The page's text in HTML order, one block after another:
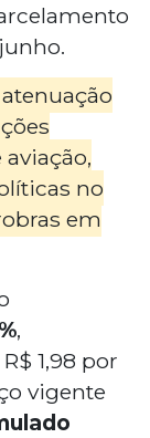
no
em
,
1,98 por
vigente